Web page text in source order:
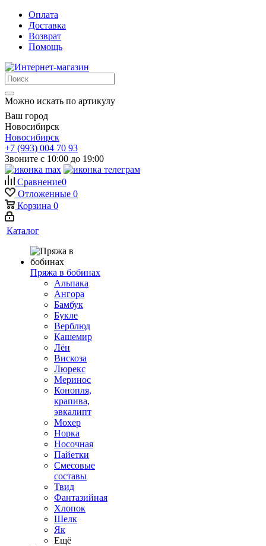
Оплата
Доставка
Возврат
Помощь
Можно искать по артикулу
Ваш город
Новосибирск
Новосибирск
+7 (993) 004 70 93
Звоните с 10:00 до 19:00
Сравнение0
Отложенные 0
Корзина 0
Каталог
Пряжа в бобинах
Альпака
Ангора
Бамбук
Букле
Верблюд
Кашемир
Лён
Вискоза
Люрекс
Меринос
Конопля,
крапива,
эвкалипт
Мохер
Норка
Носочная
Пайетки
Смесовые
составы
Твид
Фантазийная
Хлопок
Шелк
Як
Ещё